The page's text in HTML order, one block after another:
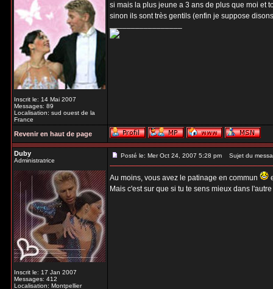
Inscrit le: 14 Mai 2007
Messages: 89
Localisation: sud ouest de la
France
si mais la plus jeune a 3 ans de plus que moi et
sinon ils sont très gentils (enfin je suppose
_________________
Revenir en haut de page
Duby
Administratrice
Inscrit le: 17 Jan 2007
Messages: 412
Localisation: Montpellier
Posté le: Mer Oct 24, 2007 5:28 pm Sujet du
Au moins, vous avez le patinage en commun
Mais c'est sur que si tu te sens mieux dans